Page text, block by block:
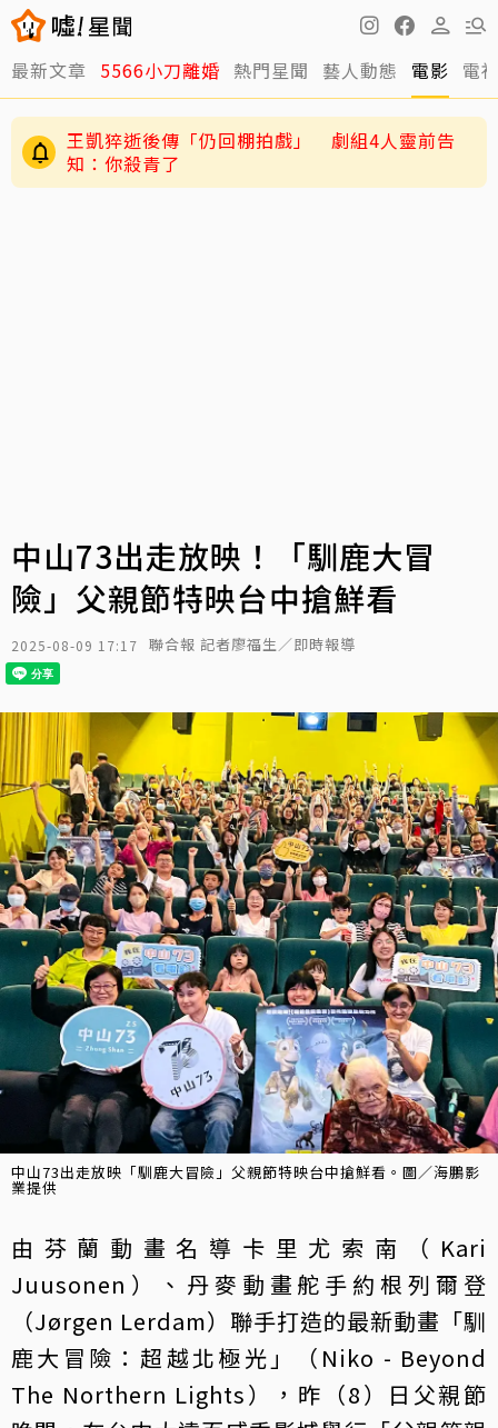
最新文章 5566小刀離婚 熱門星聞 藝人動態 電影 電
王凱猝逝後傳「仍回棚拍戲」 劇組4人靈前告
知：你殺青了
中山73出走放映！「馴鹿大冒
險」父親節特映台中搶鮮看
2025-08-09 17:17 聯合報 記者廖福生／即時報導
中山73出走放映「馴鹿大冒險」父親節特映台中搶鮮看。圖／海鵬影
業提供
由芬蘭動畫名導卡里尤索南（Kari
Juusonen）、丹麥動畫舵手約根列爾登
（Jørgen Lerdam）聯手打造的最新動畫「馴
鹿大冒險：超越北極光」（Niko - Beyond
The Northern Lights），昨（8）日父親節